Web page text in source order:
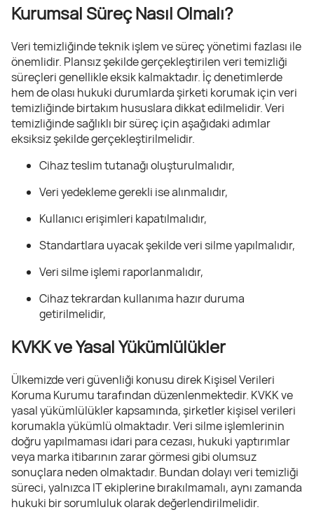
Kurumsal Süreç Nasıl Olmalı?
Veri temizliğinde teknik işlem ve süreç yönetimi fazlası ile
önemlidir. Plansız şekilde gerçekleştirilen veri temizliği
süreçleri genellikle eksik kalmaktadır. İç denetimlerde
hem de olası hukuki durumlarda şirketi korumak için veri
temizliğinde birtakım hususlara dikkat edilmelidir. Veri
temizliğinde sağlıklı bir süreç için aşağıdaki adımlar
eksiksiz şekilde gerçekleştirilmelidir.
Cihaz teslim tutanağı oluşturulmalıdır,
Veri yedekleme gerekli ise alınmalıdır,
Kullanıcı erişimleri kapatılmalıdır,
Standartlara uyacak şekilde veri silme yapılmalıdır,
Veri silme işlemi raporlanmalıdır,
Cihaz tekrardan kullanıma hazır duruma
getirilmelidir,
KVKK ve Yasal Yükümlülükler
Ülkemizde veri güvenliği konusu direk Kişisel Verileri
Koruma Kurumu tarafından düzenlenmektedir. KVKK ve
yasal yükümlülükler kapsamında, şirketler kişisel verileri
korumakla yükümlü olmaktadır. Veri silme işlemlerinin
doğru yapılmaması idari para cezası, hukuki yaptırımlar
veya marka itibarının zarar görmesi gibi olumsuz
sonuçlara neden olmaktadır. Bundan dolayı veri temizliği
süreci, yalnızca IT ekiplerine bırakılmamalı, aynı zamanda
hukuki bir sorumluluk olarak değerlendirilmelidir.